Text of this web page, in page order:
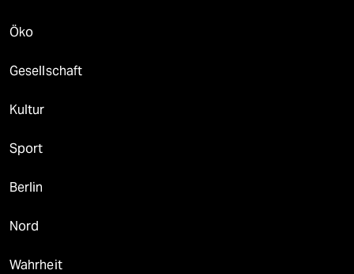
Öko
Gesellschaft
Kultur
Sport
Berlin
Nord
Wahrheit